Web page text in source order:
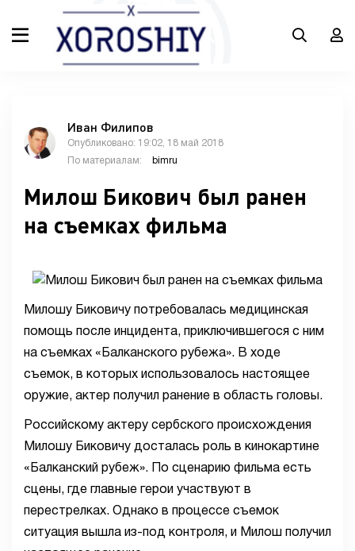
Иван Филипов
Опубликовано: 19:02, 18 май 2018
По материалам:
bimru
Милош Бикович был ранен
на съемках фильма
Милошу Биковичу потребовалась медицинская
помощь после инцидента, приключившегося с ним
на съемках «Балканского рубежа». В ходе
съемок, в которых использовалось настоящее
оружие, актер получил ранение в область головы.
Российскому актеру сербского происхождения
Милошу Биковичу досталась роль в кинокартине
«Балканский рубеж». По сценарию фильма есть
сцены, где главные герои участвуют в
перестрелках. Однако в процессе съемок
ситуация вышла из-под контроля, и Милош получил